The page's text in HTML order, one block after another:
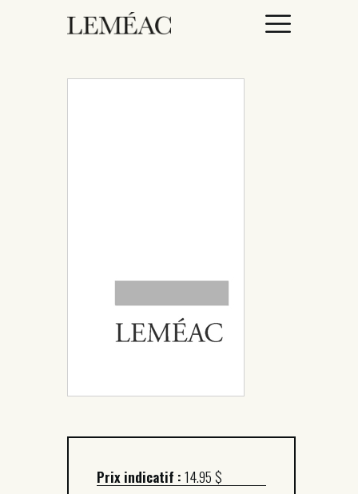
À PROPOS
Prix indicatif :14.95 $